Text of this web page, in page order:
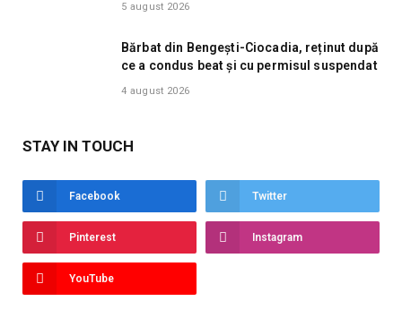
5 august 2026
Bărbat din Bengești-Ciocadia, reținut după
ce a condus beat și cu permisul suspendat
4 august 2026
STAY IN TOUCH
Facebook Twitter
Pinterest Instagram
YouTube